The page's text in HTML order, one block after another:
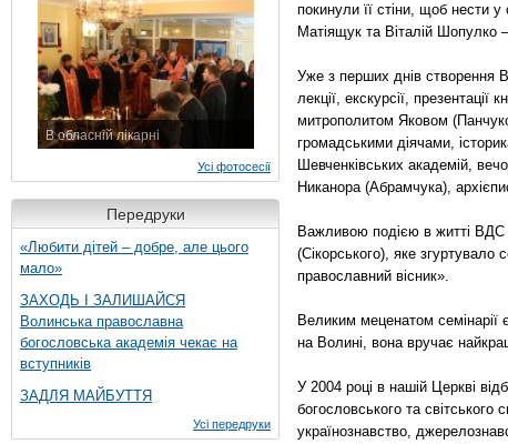
В обласній лікарні
Усі фотосесії
Передруки
«Любити дітей – добре, але цього
мало»
ЗАХОДЬ І ЗАЛИШАЙСЯ
Волинська православна
богословська академія чекає на
вступників
ЗАДЛЯ МАЙБУТТЯ
Усі передруки
покинули її стіни, щоб нести
Матіящук та Віталій Шопулко
Уже з перших днів створення
лекції, екскурсії,
митрополитом Яковом
громадськими діячами,
Шевченківських академій,
Никанора (Абрамчука),
Важливою подією в житті ВДС
(Сікорського), яке
православний вісник».
Великим меценатом
на Волині, вона вручає
У 2004 році в нашій Церкві
богословського та світського
українознавство,